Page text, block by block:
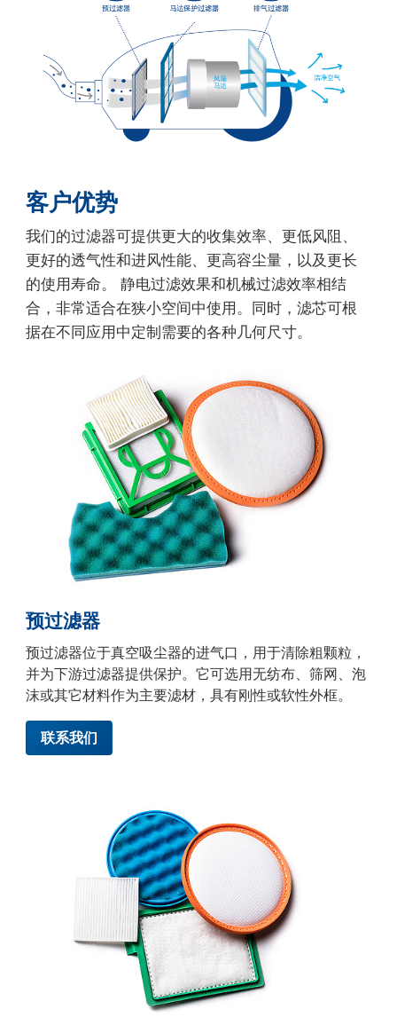
客户优势
我们的过滤器可提供更大的收集效率、更低风阻、
更好的透气性和进风性能、更高容尘量，以及更长
的使用寿命。 静电过滤效果和机械过滤效率相结
合，非常适合在狭小空间中使用。同时，滤芯可根
据在不同应用中定制需要的各种几何尺寸。
预过滤器
预过滤器位于真空吸尘器的进气口，用于清除粗颗粒，
并为下游过滤器提供保护。它可选用无纺布、筛网、泡
沫或其它材料作为主要滤材，具有刚性或软性外框。
联系我们